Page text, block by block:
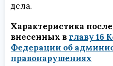
дела.
Характеристика
внесенных в главу 16
Федерации об
правонарушениях